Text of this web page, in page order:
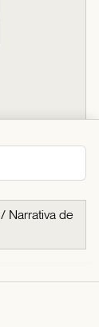
/ Narrativa de